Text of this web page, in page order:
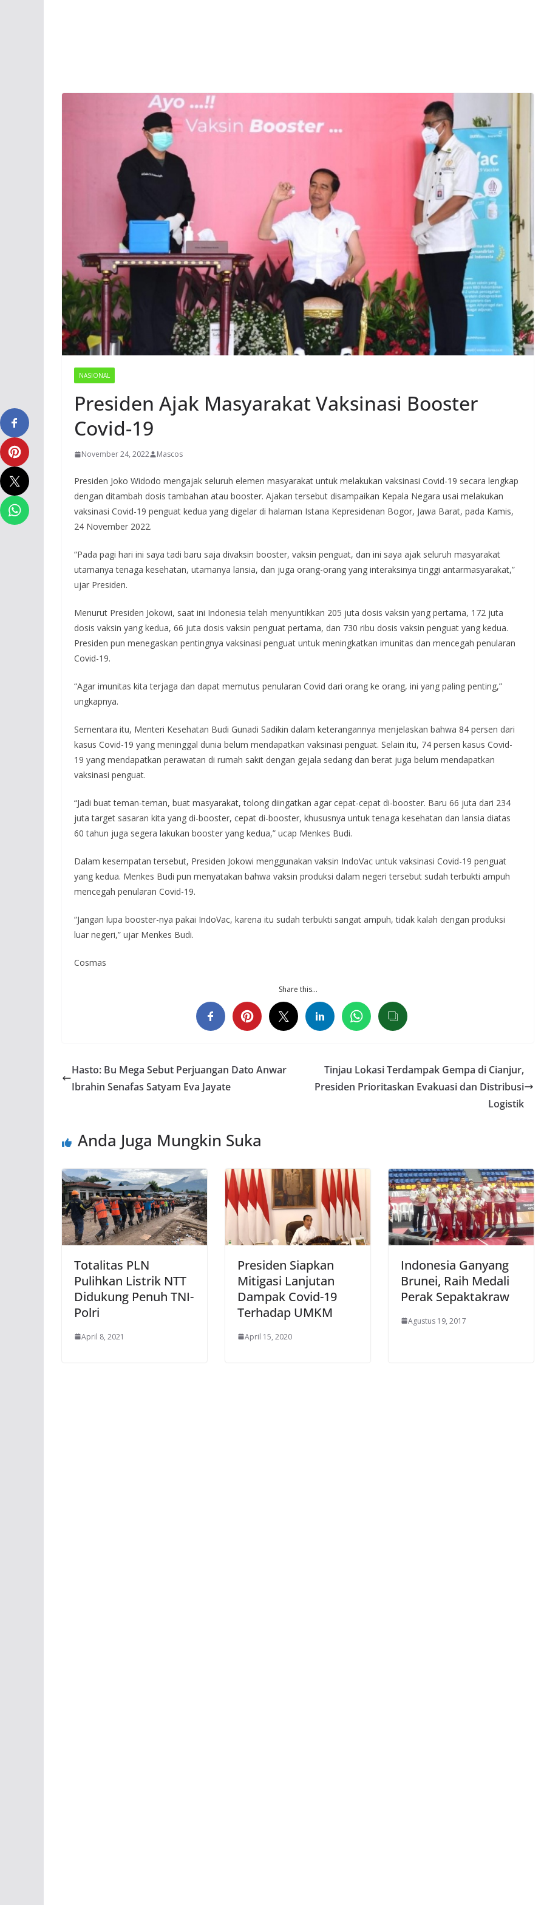
NASIONAL
Presiden Ajak Masyarakat Vaksinasi Booster
Covid-19
November 24, 2022 Mascos
Presiden Joko Widodo mengajak seluruh elemen masyarakat untuk melakukan vaksinasi Covid-19 secara lengkap
dengan ditambah dosis tambahan atau booster. Ajakan tersebut disampaikan Kepala Negara usai melakukan
vaksinasi Covid-19 penguat kedua yang digelar di halaman Istana Kepresidenan Bogor, Jawa Barat, pada Kamis,
24 November 2022.
“Pada pagi hari ini saya tadi baru saja divaksin booster, vaksin penguat, dan ini saya ajak seluruh masyarakat
utamanya tenaga kesehatan, utamanya lansia, dan juga orang-orang yang interaksinya tinggi antarmasyarakat,”
ujar Presiden.
Menurut Presiden Jokowi, saat ini Indonesia telah menyuntikkan 205 juta dosis vaksin yang pertama, 172 juta
dosis vaksin yang kedua, 66 juta dosis vaksin penguat pertama, dan 730 ribu dosis vaksin penguat yang kedua.
Presiden pun menegaskan pentingnya vaksinasi penguat untuk meningkatkan imunitas dan mencegah penularan
Covid-19.
“Agar imunitas kita terjaga dan dapat memutus penularan Covid dari orang ke orang, ini yang paling penting,”
ungkapnya.
Sementara itu, Menteri Kesehatan Budi Gunadi Sadikin dalam keterangannya menjelaskan bahwa 84 persen dari
kasus Covid-19 yang meninggal dunia belum mendapatkan vaksinasi penguat. Selain itu, 74 persen kasus Covid-
19 yang mendapatkan perawatan di rumah sakit dengan gejala sedang dan berat juga belum mendapatkan
vaksinasi penguat.
“Jadi buat teman-teman, buat masyarakat, tolong diingatkan agar cepat-cepat di-booster. Baru 66 juta dari 234
juta target sasaran kita yang di-booster, cepat di-booster, khususnya untuk tenaga kesehatan dan lansia diatas
60 tahun juga segera lakukan booster yang kedua,” ucap Menkes Budi.
Dalam kesempatan tersebut, Presiden Jokowi menggunakan vaksin IndoVac untuk vaksinasi Covid-19 penguat
yang kedua. Menkes Budi pun menyatakan bahwa vaksin produksi dalam negeri tersebut sudah terbukti ampuh
mencegah penularan Covid-19.
“Jangan lupa booster-nya pakai IndoVac, karena itu sudah terbukti sangat ampuh, tidak kalah dengan produksi
luar negeri,” ujar Menkes Budi.
Cosmas
Share this…
Hasto: Bu Mega Sebut Perjuangan Dato Anwar
Ibrahin Senafas Satyam Eva Jayate
Tinjau Lokasi Terdampak Gempa di Cianjur,
Presiden Prioritaskan Evakuasi dan Distribusi
Logistik
Anda Juga Mungkin Suka
Totalitas PLN
Pulihkan Listrik NTT
Didukung Penuh TNI-
Polri
April 8, 2021
Presiden Siapkan
Mitigasi Lanjutan
Dampak Covid-19
Terhadap UMKM
April 15, 2020
Indonesia Ganyang
Brunei, Raih Medali
Perak Sepaktakraw
Agustus 19, 2017